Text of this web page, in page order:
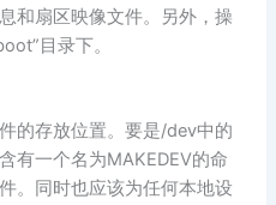
和扇区映像文件。另外，操
目录下。
的存放位置。要是/dev中的
有一个名为MAKEDEV的命
。同时也应该为任何本地设